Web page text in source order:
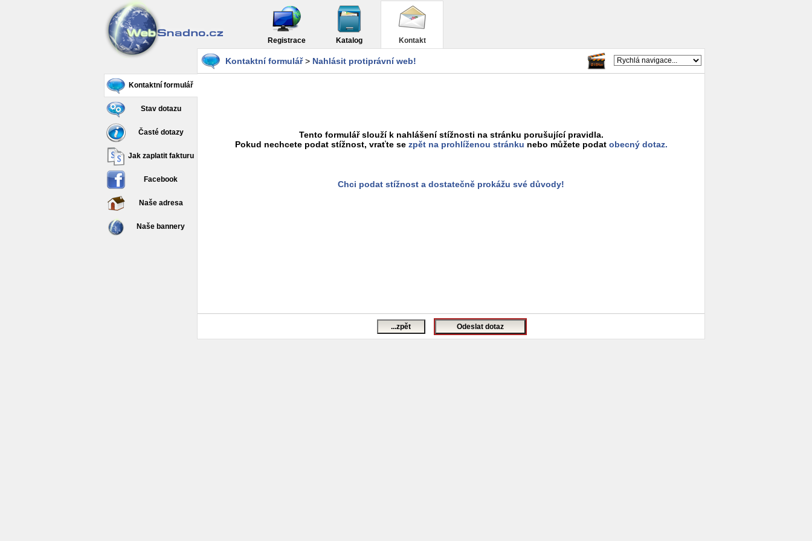
Registrace Katalog Kontakt
Kontaktní formulář
Stav dotazu
Časté dotazy
Jak zaplatit fakturu
Facebook
Naše adresa
Naše bannery
Kontaktní formulář> Nahlásit protiprávní web!
Tento formulář slouží k nahlášení stížnosti na stránku porušující pravidla.
Pokud nechcete podat stížnost, vraťte se zpět na prohlíženou stránku nebo můžete podat obecný dotaz.
Chci podat stížnost a dostatečně prokážu své důvody!